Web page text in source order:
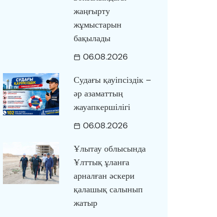
жаңғырту
жұмыстарын
бақылады
06.08.2026
Судағы қауіпсіздік –
әр азаматтың
жауапкершілігі
06.08.2026
Ұлытау облысында
Ұлттық ұланға
арналған әскери
қалашық салынып
жатыр